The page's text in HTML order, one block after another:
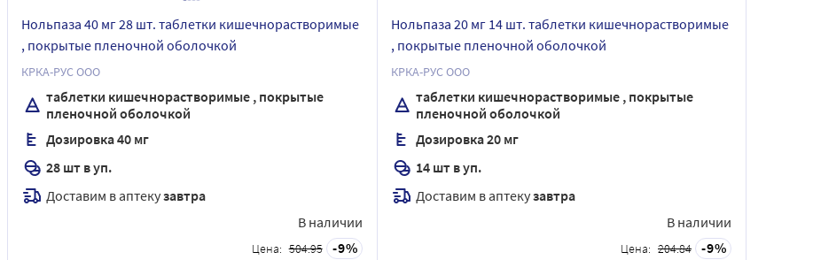
Нольпаза 40 мг 28 шт. таблетки кишечнорастворимые
, покрытые пленочной оболочкой
КРКА-РУС ООО
таблетки кишечнорастворимые , покрытые
пленочной оболочкой
Дозировка 40 мг
28 шт в уп.
Доставим в аптекузавтра
В наличии
Цена: 504.95 9
Нольпаза 20 мг 14 шт. таблетки кишечнорастворимые
, покрытые пленочной оболочкой
КРКА-РУС ООО
таблетки кишечнорастворимые , покрытые
пленочной оболочкой
Дозировка 20 мг
14 шт в уп.
Доставим в аптекузавтра
В наличии
Цена: 204.84 9